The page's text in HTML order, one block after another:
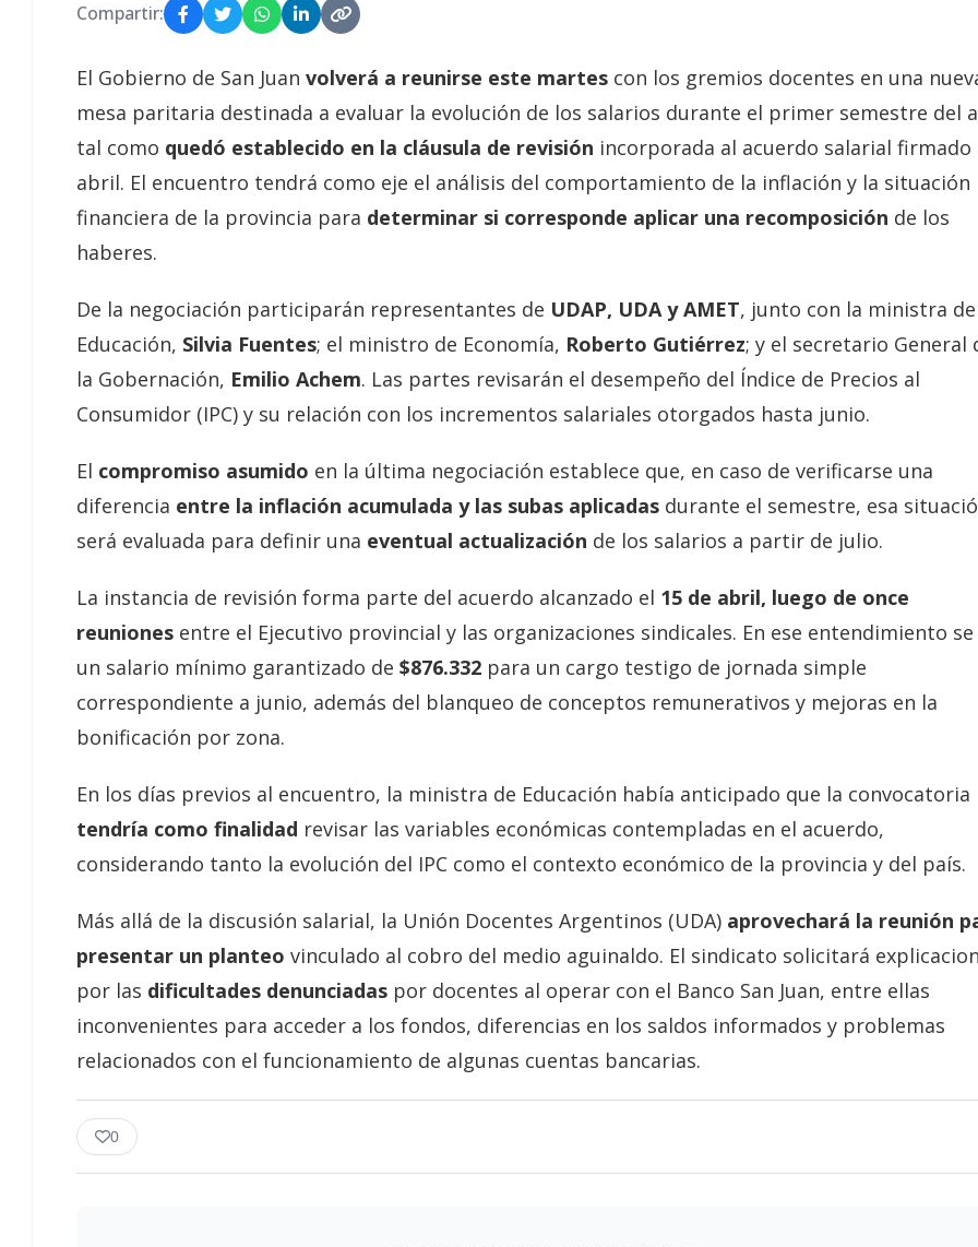
Compartir:
El Gobierno de San Juan volverá a reunirse este martes con los gremios docentes en una
mesa paritaria destinada a evaluar la evolución de los salarios durante el primer semestre del
tal como quedó establecido en la cláusula de revisión incorporada al acuerdo salarial firmado
abril. El encuentro tendrá como eje el análisis del comportamiento de la inflación y la situación
financiera de la provincia para determinar si corresponde aplicar una recomposición de los
haberes.
De la negociación participarán representantes de UDAP, UDA y AMET, junto con la ministra de
Educación, Silvia Fuentes; el ministro de Economía, Roberto Gutiérrez; y el secretario General
la Gobernación, Emilio Achem. Las partes revisarán el desempeño del Índice de Precios al
Consumidor (IPC) y su relación con los incrementos salariales otorgados hasta junio.
El compromiso asumido en la última negociación establece que, en caso de verificarse una
diferencia entre la inflación acumulada y las subas aplicadas durante el semestre, esa
será evaluada para definir una eventual actualización de los salarios a partir de julio.
La instancia de revisión forma parte del acuerdo alcanzado el 15 de abril, luego de once
reuniones entre el Ejecutivo provincial y las organizaciones sindicales. En ese entendimiento
un salario mínimo garantizado de $876.332 para un cargo testigo de jornada simple
correspondiente a junio, además del blanqueo de conceptos remunerativos y mejoras en la
bonificación por zona.
En los días previos al encuentro, la ministra de Educación había anticipado que la convocatoria
tendría como finalidad revisar las variables económicas contempladas en el acuerdo,
considerando tanto la evolución del IPC como el contexto económico de la provincia y del país.
Más allá de la discusión salarial, la Unión Docentes Argentinos (UDA) aprovechará la reunión
presentar un planteo vinculado al cobro del medio aguinaldo. El sindicato solicitará
por las dificultades denunciadas por docentes al operar con el Banco San Juan, entre ellas
inconvenientes para acceder a los fondos, diferencias en los saldos informados y problemas
relacionados con el funcionamiento de algunas cuentas bancarias.
0